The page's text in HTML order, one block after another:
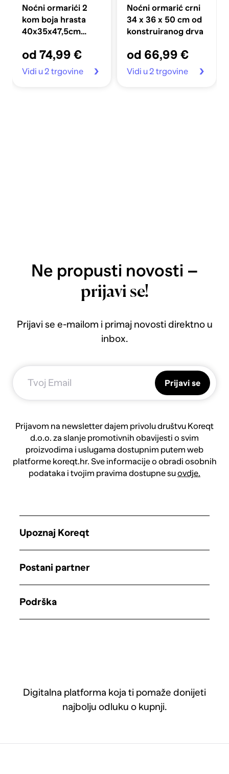
Noćni ormarići 2
kom boja hrasta
40x35x47,5cm
od 74,99 €
Vidi u 2 trgovine
Noćni ormarić crni
34 x 36 x 50 cm od
konstruiranog drva
od 66,99 €
Vidi u 2 trgovine
Ne propusti novosti –
prijavi se!
Prijavi se e-mailom i primaj novosti direktno u
inbox.
Prijavi se
Prijavom na newsletter dajem privolu društvu Koreqt
d.o.o. za slanje promotivnih obavijesti o svim
proizvodima i uslugama dostupnim putem web
platforme koreqt.hr. Sve informacije o obradi osobnih
podataka i tvojim pravima dostupne suovdje.
Digitalna platforma koja ti pomaže donijeti
najbolju odluku o kupnji.
Upoznaj Koreqt
Postani partner
Podrška